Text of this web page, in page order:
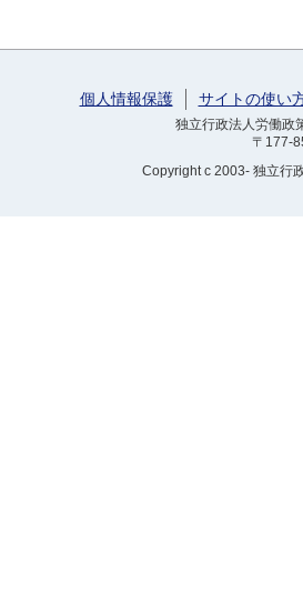
個人情報保護 サイトの使い
独立行政法人労働
〒177-
Copyrightc 2003- 独立行